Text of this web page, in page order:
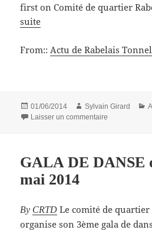
first on Comité de quartier
suite
From:: Actu de Rabelais
Publié
le
01/06/2014 Auteur
Sylvain Girard
Laisser un commentaire
GALA DE DANSE
mai 2014
By CRTD Le comité de
organise son 3ème gala de